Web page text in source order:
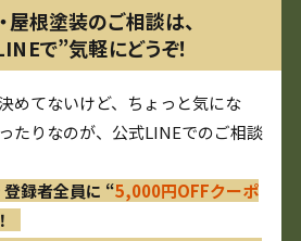
屋根塗装のご相談は、
で”気軽にどうぞ！
めてないけど、ちょっと気にな
たりなのが、公式LINEでのご相談
録者全員に “5,000円OFFクーポ